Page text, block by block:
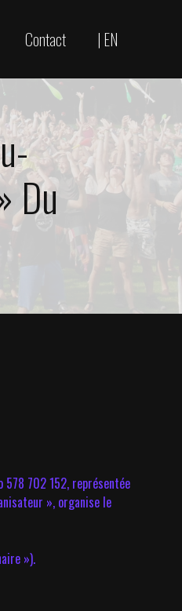
Contact | EN
Du
578 702 152, représentée
», organise le
»).